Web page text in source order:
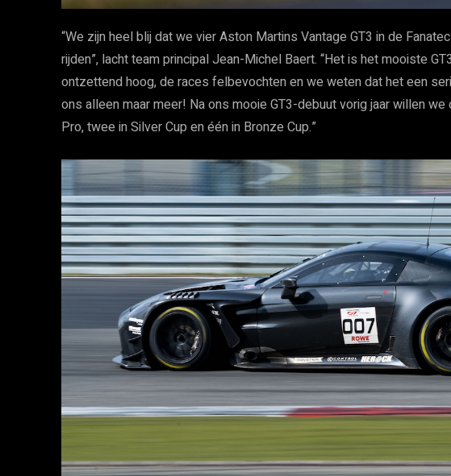
“We zijn heel blij dat we vier Aston Martins Vantage GT3 in de
rijden”, lacht team principal Jean-Michel Baert. “Het is het mooiste
ontzettend hoog, de races felbevochten en we weten dat het een
ons alleen maar meer! Na ons mooie GT3-debuut vorig jaar willen
Pro, twee in Silver Cup en één in Bronze Cup.”